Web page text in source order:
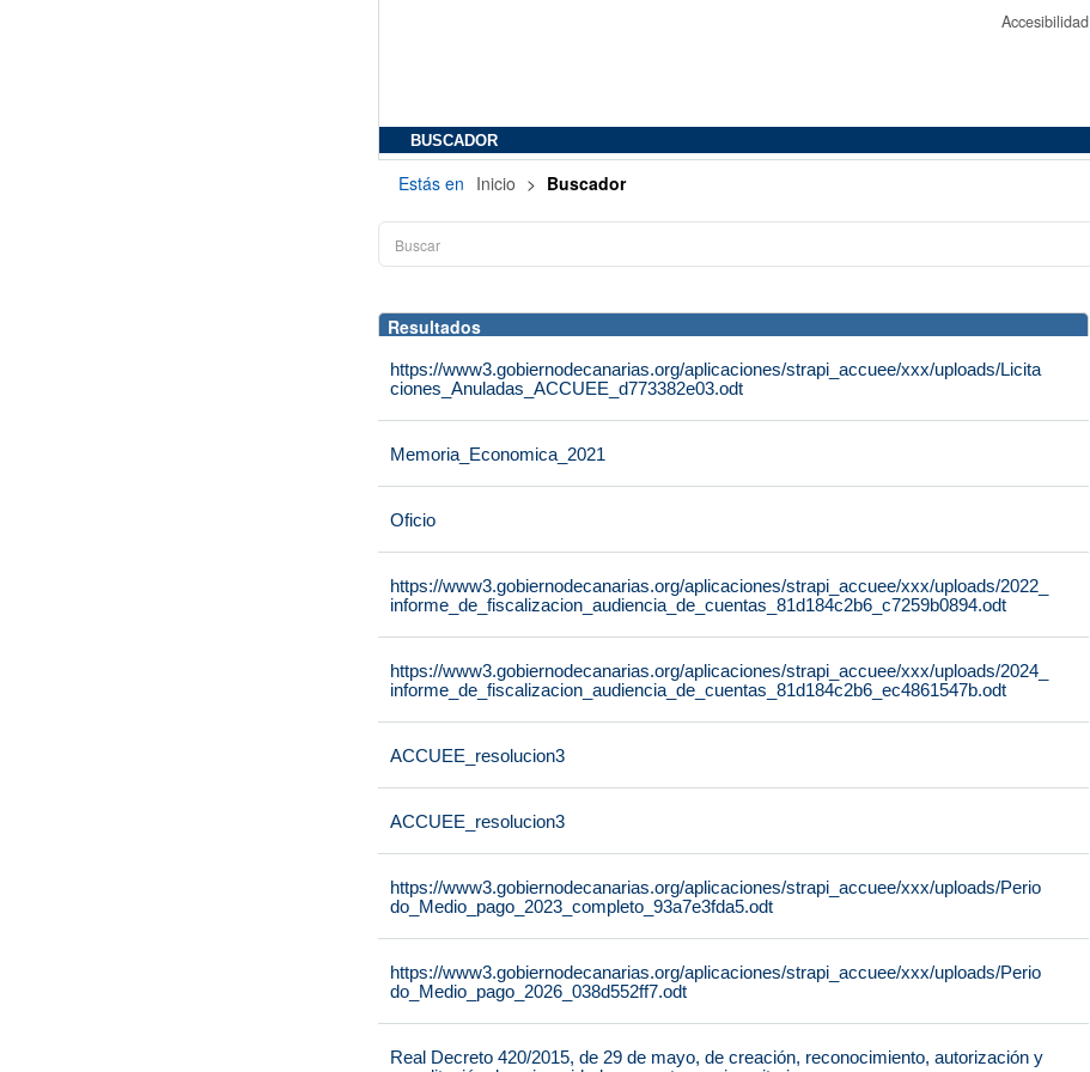
Accesibilidad
BUSCADOR
Estás en Inicio > Buscador
Resultados
https://www3.gobiernodecanarias.org/aplicaciones/strapi_accuee/xxx/uploads/Licita
ciones_Anuladas_ACCUEE_d773382e03.odt
Memoria_Economica_2021
Oficio
https://www3.gobiernodecanarias.org/aplicaciones/strapi_accuee/xxx/uploads/2022_
informe_de_fiscalizacion_audiencia_de_cuentas_81d184c2b6_c7259b0894.odt
https://www3.gobiernodecanarias.org/aplicaciones/strapi_accuee/xxx/uploads/2024_
informe_de_fiscalizacion_audiencia_de_cuentas_81d184c2b6_ec4861547b.odt
ACCUEE_resolucion3
ACCUEE_resolucion3
https://www3.gobiernodecanarias.org/aplicaciones/strapi_accuee/xxx/uploads/Perio
do_Medio_pago_2023_completo_93a7e3fda5.odt
https://www3.gobiernodecanarias.org/aplicaciones/strapi_accuee/xxx/uploads/Perio
do_Medio_pago_2026_038d552ff7.odt
Real Decreto 420/2015, de 29 de mayo, de creación, reconocimiento, autorización y